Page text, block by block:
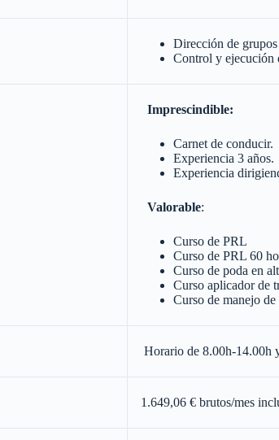
Dirección de
Control y ejecución
Imprescindible:
Carnet de conducir.
Experiencia 3 años.
Experiencia
Valorable:
Curso de PRL
Curso de PRL 60
Curso de poda en
Curso aplicador de
Curso de manejo
Horario de 8.00h-14.00h
1.649,06 € brutos/mes